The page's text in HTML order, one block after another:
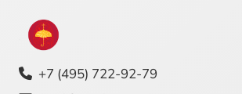
+7 (495) 722-92-79